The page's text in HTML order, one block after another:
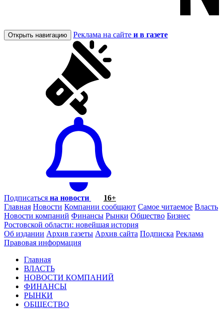
Открыть навигацию Реклама на сайте и в газете
Подписаться на новости
16+
Главная Новости Компании сообщают Самое читаемое Власть
Новости компаний Финансы Рынки Общество Бизнес
Ростовской области: новейшая история
Об издании Архив газеты Архив сайта Подписка Реклама
Правовая информация
Главная
ВЛАСТЬ
НОВОСТИ КОМПАНИЙ
ФИНАНСЫ
РЫНКИ
ОБЩЕСТВО